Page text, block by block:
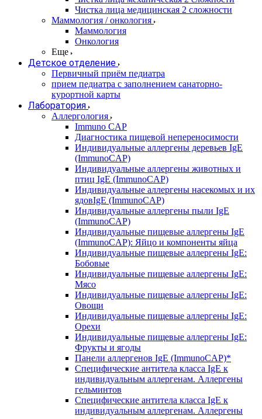
Чистка лица медицинская 2 сложности
Маммология / онкология
Маммология
Онкология
Еще
Детское отделение
Первичный приём педиатра
прием педиатра с заполнением санаторно-
курортной карты
Лаборатория
Аллергология
Immuno CAP
Диагностика пищевой непереносимости
Индивидуальные аллергены деревьев IgE
(ImmunoCAP)
Индивидуальные аллергены животных и
птиц IgE (ImmunoCAP)
Индивидуальные аллергены насекомых и их
ядовIgE (ImmunoCAP)
Индивидуальные аллергены пыли IgE
(ImmunoCAP)
Индивидуальные пищевые аллергены IgE
(ImmunoCAP): Яйцо и компоненты яйца
Индивидуальные пищевые аллергены IgE:
Бобовые
Индивидуальные пищевые аллергены IgE:
Мясо
Индивидуальные пищевые аллергены IgE:
Овощи
Индивидуальные пищевые аллергены IgE:
Орехи
Индивидуальные пищевые аллергены IgE:
Фрукты и ягоды
Панели аллергенов IgE (ImmunoCAP)*
Специфические антитела класса IgE к
индивидуальным аллергенам. Аллергены
гельминтов
Специфические антитела класса IgE к
индивидуальным аллергенам. Аллергены